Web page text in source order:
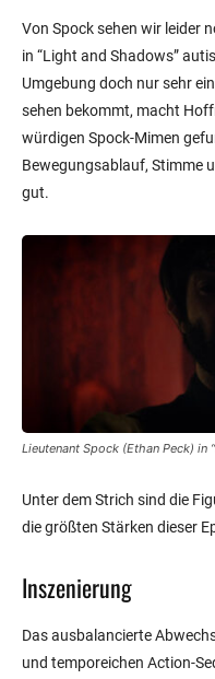
Von Spock sehen wir leider
in “Light and Shadows”
Umgebung doch nur sehr
sehen bekommt, macht
würdigen Spock-Mimen
Bewegungsablauf, Stimme
gut.
Lieutenant Spock (Ethan Peck) in
Unter dem Strich sind die
die größten Stärken dieser
Inszenierung
Das ausbalancierte
und temporeichen Action-